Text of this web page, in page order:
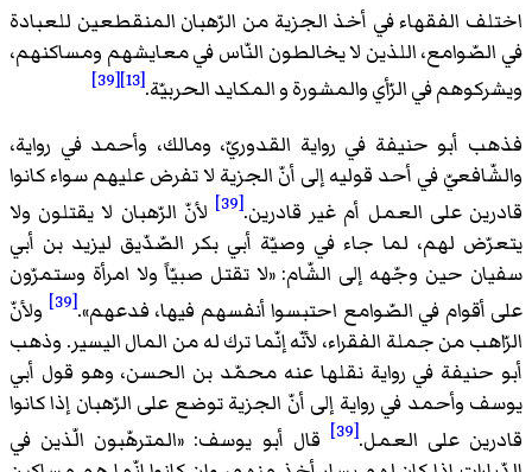
اختلف الفقهاء في أخذ الجزية من الرّهبان المنقطعين للعبادة
في الصّوامع، اللذين لا يخالطون النّاس في معايشهم ومساكنهم،
ويشركوهم في الرّأي والمشورة و المكايد الحربيّة.[13]
[39]
فذهب أبو حنيفة في رواية القدوريّ، ومالك، وأحمد في رواية،
والشّافعيّ في أحد قوليه إلى أنّ الجزية لا تفرض عليهم سواء كانوا
قادرين على العمل أم غير قادرين.[39]
لأنّ الرّهبان لا يقتلون ولا
يتعرّض لهم، لما جاء في وصيّة أبي بكر الصّدّيق ليزيد بن أبي
سفيان حين وجّهه إلى الشّام: «لا تقتل صبيّاً ولا امرأة وستمرّون
على أقوام في الصّوامع احتبسوا أنفسهم فيها، فدعهم».
[39]
ولأنّ
الرّاهب من جملة الفقراء، لأنّه إنّما ترك له من المال اليسير. وذهب
أبو حنيفة في رواية نقلها عنه محمّد بن الحسن، وهو قول أبي
يوسف وأحمد في رواية إلى أنّ الجزية توضع على الرّهبان إذا كانوا
قادرين على العمل.[39] قال أبو يوسف: «المترهّبون الّذين في